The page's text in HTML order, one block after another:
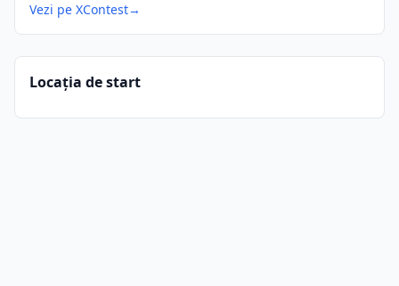
Vezi pe XContest→
Locația de start